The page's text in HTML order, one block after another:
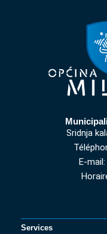
Sridnja
E-mail:
Services